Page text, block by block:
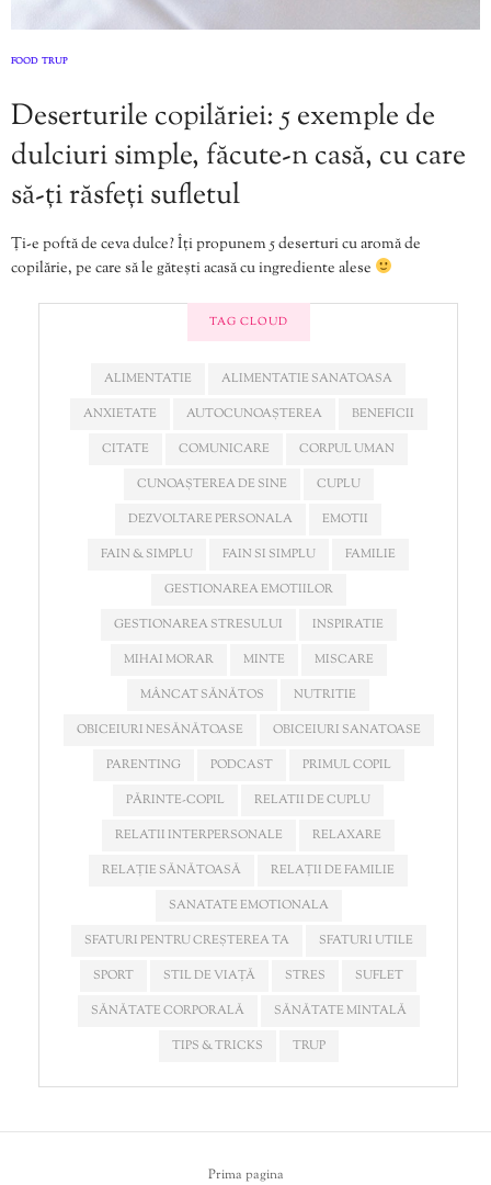
FOOD TRUP
Deserturile copilăriei: 5 exemple de
dulciuri simple, făcute-n casă, cu care
să-ți răsfeți sufletul
Ți-e poftă de ceva dulce? Îți propunem 5 deserturi cu aromă de
copilărie, pe care să le gătești acasă cu ingrediente alese
TAG CLOUD
ALIMENTATIE
ALIMENTATIE SANATOASA
ANXIETATE
AUTOCUNOAȘTEREA
BENEFICII
CITATE
COMUNICARE
CORPUL UMAN
CUNOAȘTEREA DE SINE
CUPLU
DEZVOLTARE PERSONALA
EMOTII
FAIN & SIMPLU
FAIN SI SIMPLU
FAMILIE
GESTIONAREA EMOTIILOR
GESTIONAREA STRESULUI
INSPIRATIE
MIHAI MORAR
MINTE
MISCARE
MÂNCAT SĂNĂTOS
NUTRITIE
OBICEIURI NESĂNĂTOASE
OBICEIURI SANATOASE
PARENTING
PODCAST
PRIMUL COPIL
PĂRINTE-COPIL
RELATII DE CUPLU
RELATII INTERPERSONALE
RELAXARE
RELAȚIE SĂNĂTOASĂ
RELAȚII DE FAMILIE
SANATATE EMOTIONALA
SFATURI PENTRU CREȘTEREA TA
SFATURI UTILE
SPORT
STIL DE VIAȚĂ STRES
SUFLET
SĂNĂTATE CORPORALĂ
SĂNĂTATE MINTALĂ
TIPS & TRICKS
TRUP
Prima pagina